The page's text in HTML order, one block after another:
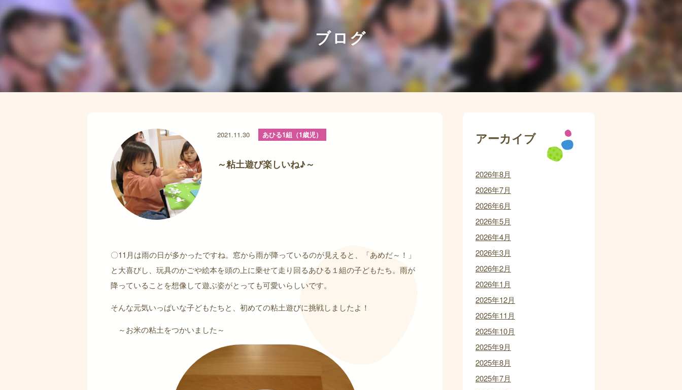
ブログ
2021.11.30 あひる1組（1歳児）
～粘土遊び楽しいね♪～
〇11月は雨の日が多かったですね。窓から雨が降っているのが見えると、「あめだ～！」
と大喜びし、玩具のかごや絵本を頭の上に乗せて走り回るあひる１組の子どもたち。雨が
降っていることを想像して遊ぶ姿がとっても可愛いらしいです。
そんな元気いっぱいな子どもたちと、初めての粘土遊びに挑戦しましたよ！
～お米の粘土をつかいました～
アーカイブ
2026年8月
2026年7月
2026年6月
2026年5月
2026年4月
2026年3月
2026年2月
2026年1月
2025年12月
2025年11月
2025年10月
2025年9月
2025年8月
2025年7月